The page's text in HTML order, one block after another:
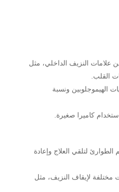
النزيف الداخلي، مثل
القلب.
الهيموجلوبين ونسبة
كاميرا صغيرة.
لتلقي العلاج وإعادة
مختلفة لإيقاف النزيف، مثل